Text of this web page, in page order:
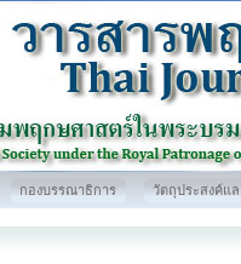
กองบรรณาธิการ วัตถุประสงค์แ